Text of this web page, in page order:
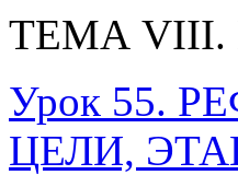
ТЕМА VIII.
Урок 55.
ЦЕЛИ,